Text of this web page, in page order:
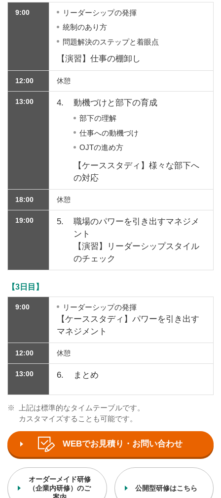
9:00
リーダーシップの発揮
統制のあり方
問題解決のステップと着眼点
【演習】仕事の棚卸し
12:00 休憩
13:00 4. 動機づけと部下の育成
部下の理解
仕事への動機づけ
OJTの進め方
【ケーススタディ】様々な部下へ
の対応
18:00 休憩
19:00 5.
職場のパワーを引き出すマネジメ
ント
【演習】リーダーシップスタイル
のチェック
【3日目】
9:00 リーダーシップの発揮
【ケーススタディ】パワーを引き出す
マネジメント
12:00 休憩
13:00 6. まとめ
※
上記は標準的なタイムテーブルです。
カスタマイズすることも可能です。
WEBでお見積り・お問い合わせ
オーダーメイド研修
（企業内研修）のご
公開型研修はこちら